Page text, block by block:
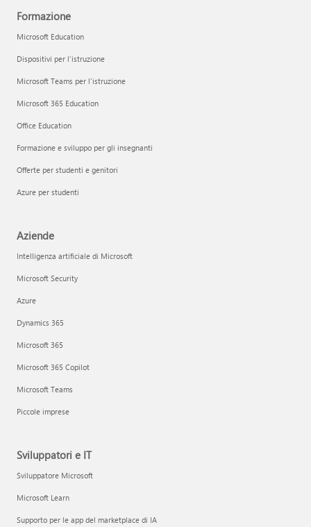
Formazione
Microsoft Education
Dispositivi per l'istruzione
Microsoft Teams per l'istruzione
Microsoft 365 Education
Office Education
Formazione e sviluppo per gli insegnanti
Offerte per studenti e genitori
Azure per studenti
Aziende
Intelligenza artificiale di Microsoft
Microsoft Security
Azure
Dynamics 365
Microsoft 365
Microsoft 365 Copilot
Microsoft Teams
Piccole imprese
Sviluppatori e IT
Sviluppatore Microsoft
Microsoft Learn
Supporto per le app del marketplace di IA